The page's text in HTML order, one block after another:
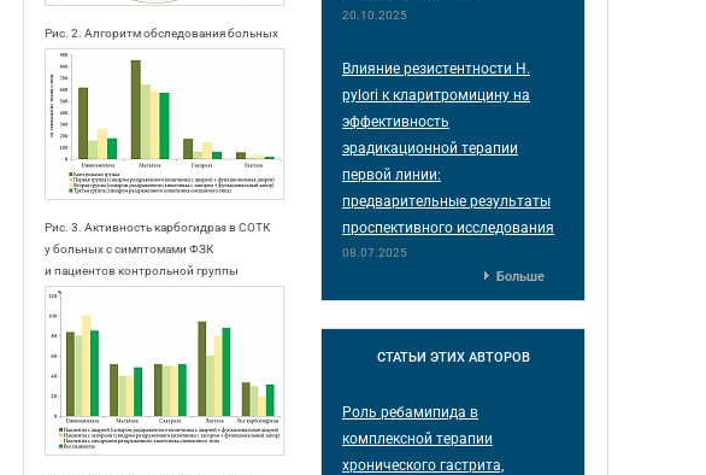
Рис. 2. Алгоритм обследования больных
Рис. 3. Активность карбогидраз в СОТК
у больных с симптомами ФЗК
и пациентов контрольной группы
20.10.2025
Влияние резистентности H.
pylori к кларитромицину на
эффективность
эрадикационной терапии
первой линии:
предварительные результаты
проспективного исследования
08.07.2025
Больше
СТАТЬИ ЭТИХ АВТОРОВ
Роль ребамипида в
комплексной терапии
хронического гастрита,